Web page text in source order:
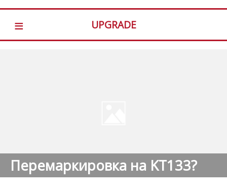
≡ UPGRADE
Перемаркировка на KT133?